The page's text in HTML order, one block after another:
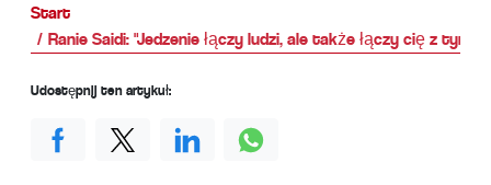
Start
Ranie Saidi: "Jedzenie łączy ludzi, ale także łączy cię z
Udostępnij ten artykuł: